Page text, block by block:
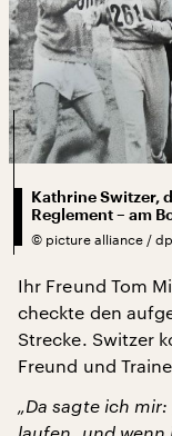
Kathrine Switzer,
Reglement – am
© picture alliance /
Ihr Freund Tom
checkte den
Strecke. Switzer
Freund und
„Da sagte ich